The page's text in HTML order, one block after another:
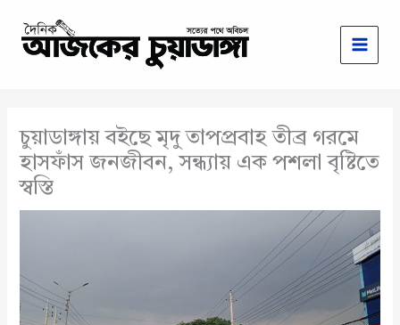
content
চুয়াডাঙ্গায় বইছে মৃদু তাপপ্রবাহ তীব্র গরমে
হাসফাঁস জনজীবন, সন্ধ্যায় এক পশলা বৃষ্টিতে
স্বস্তি